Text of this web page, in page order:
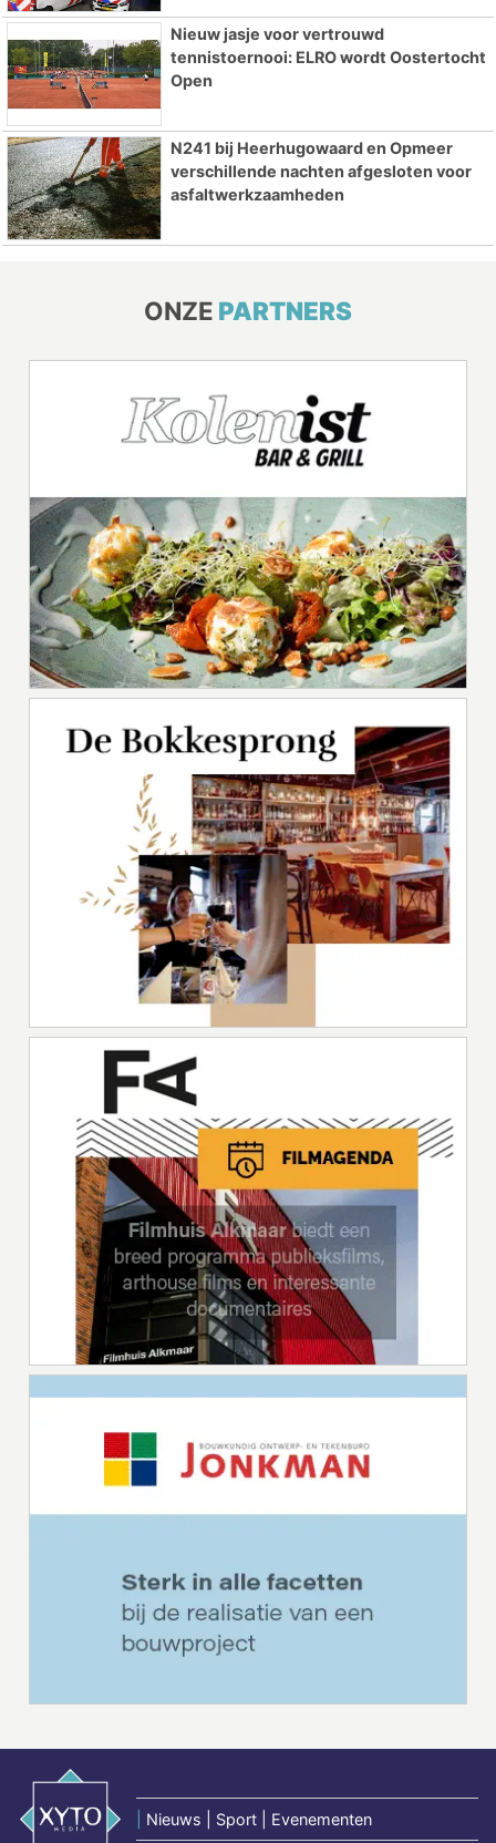
Nieuw jasje voor vertrouwd
tennistoernooi: ELRO wordt Oostertocht
Open
N241 bij Heerhugowaard en Opmeer
verschillende nachten afgesloten voor
asfaltwerkzaamheden
ONZE PARTNERS
Nieuws | Sport | Evenementen